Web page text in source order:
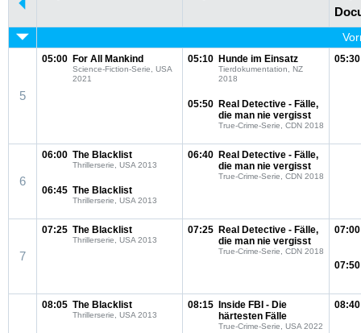
5
05:00 For All Mankind
Science-Fiction-Serie, USA
2021
05:10 Hunde im Einsatz
Tierdokumentation, NZ
2018
05:50 Real Detective - Fälle,
die man nie vergisst
True-Crime-Serie, CDN 2018
05:30
6
06:00 The Blacklist
Thrillerserie, USA 2013
06:45 The Blacklist
Thrillerserie, USA 2013
06:40 Real Detective - Fälle,
die man nie vergisst
True-Crime-Serie, CDN 2018
7
07:25 The Blacklist
Thrillerserie, USA 2013
07:25 Real Detective - Fälle,
die man nie vergisst
True-Crime-Serie, CDN 2018
07:00
07:50
08:05 The Blacklist
Thrillerserie, USA 2013
08:15
Inside FBI - Die
härtesten Fälle
True-Crime-Serie, USA 2022
08:40